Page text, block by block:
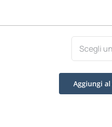
Aggiungi